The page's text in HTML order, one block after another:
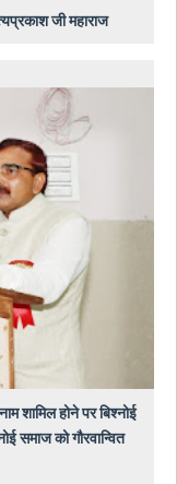
जी महाराज
शामिल होने पर बिश्नोई
समाज को गौरवान्वित